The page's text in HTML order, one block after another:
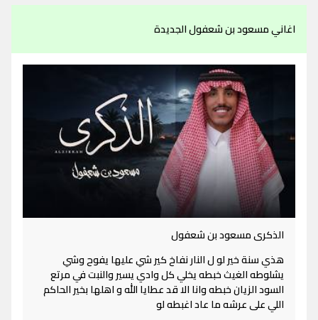
اغاني مسعود بن شعفول الجديدة
الذكرى مسعود بن شعفول
هذي سنة خير لو ل النار نفاخ كير شي عليها يفوح وشي
يشلوطه الغيث خبطه يخلي كل وادي يسير والنبت في مرتع
السود الزيان خبطه وانا الا قد عطايا الله و اهلها بخير الحاكم
اللي على عرشه ما عاد اغبطه لو